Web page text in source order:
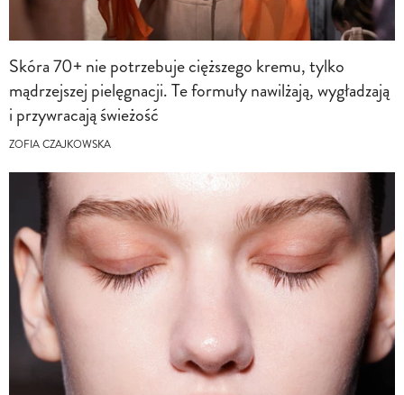
Skóra 70+ nie potrzebuje cięższego kremu, tylko
mądrzejszej pielęgnacji. Te formuły nawilżają, wygładzają
i przywracają świeżość
ZOFIA CZAJKOWSKA